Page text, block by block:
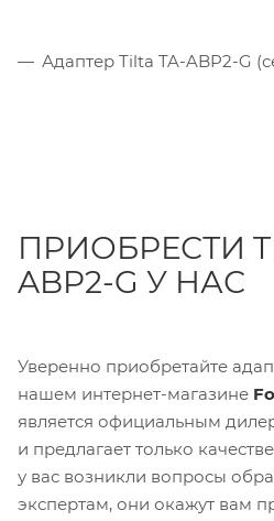
Адаптер Tilta TA-ABP2-G
ПРИОБРЕСТИ
ABP2-G У НАС
Уверенно приобретайте
нашем интернет-магазине
является официальным
и предлагает только
у вас возникли вопросы
экспертам, они окажут вам